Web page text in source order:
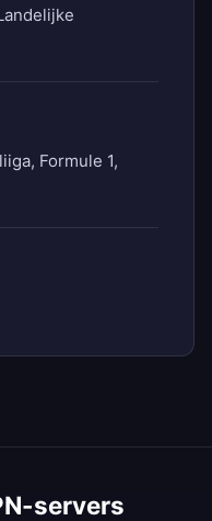
Formule 1,
servers